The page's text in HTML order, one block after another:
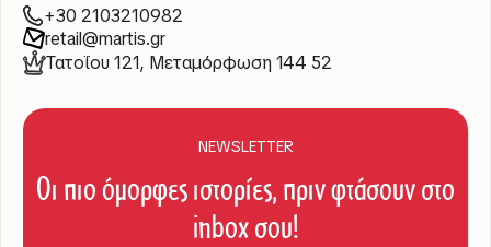
+30 2103210982
retail@martis.gr
Τατοΐου 121, Μεταμόρφωση 144 52
NEWSLETTER
Οι πιο όμορφες ιστορίες, πριν φτάσουν στο
inbox σου!